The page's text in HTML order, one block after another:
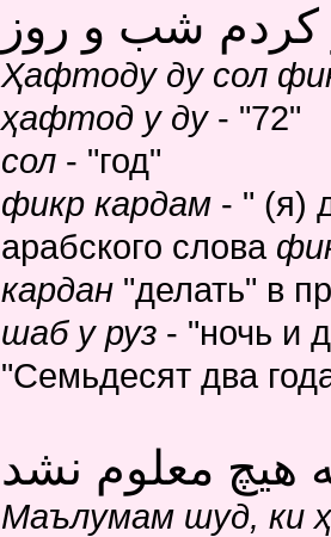
کردم شب و روز
Ҳафтоду ду сол
ҳафтод у ду- "72"
сол - "год"
фикр кардам - " (я)
арабского слова
кардан "делать" в
шаб у руз - "ночь и
"Семьдесят два
هیچ معلوم نشد
Маълумам шуд, ки